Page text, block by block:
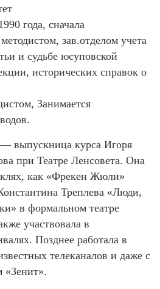
года, сначала
зав.отделом учета
и судьбе юсуповской
исторических справок о
Занимается
выпускница курса Игоря
при Театре Ленсовета. Она
как «Фрекен Жюли»
Треплева «Люди,
в формальном театре
участвовала в
Позднее работала в
телеканалов и даже с
«Зенит».